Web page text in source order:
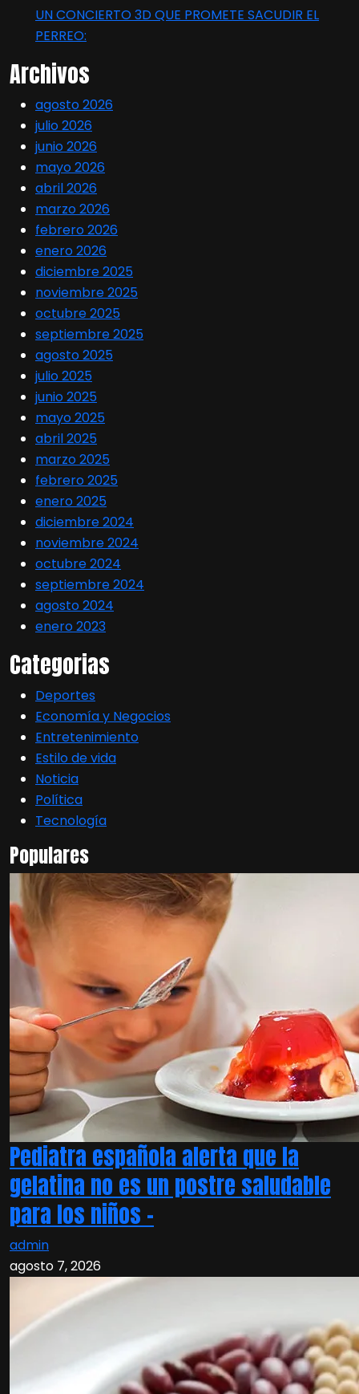
UN CONCIERTO 3D QUE PROMETE SACUDIR EL
PERREO:
Archivos
agosto 2026
julio 2026
junio 2026
mayo 2026
abril 2026
marzo 2026
febrero 2026
enero 2026
diciembre 2025
noviembre 2025
octubre 2025
septiembre 2025
agosto 2025
julio 2025
junio 2025
mayo 2025
abril 2025
marzo 2025
febrero 2025
enero 2025
diciembre 2024
noviembre 2024
octubre 2024
septiembre 2024
agosto 2024
enero 2023
Categorias
Deportes
Economía y Negocios
Entretenimiento
Estilo de vida
Noticia
Política
Tecnología
Populares
Pediatra española alerta que la
gelatina no es un postre saludable
para los niños –
admin
agosto 7, 2026